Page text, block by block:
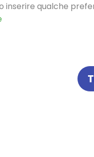
inserire qualche